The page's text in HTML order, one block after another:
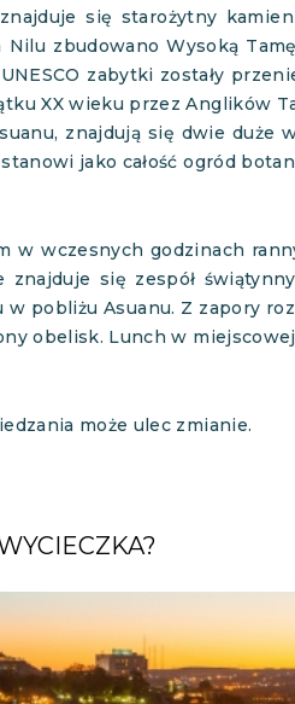
się starożytny
Nilu zbudowano Wysoką
zabytki zostały
XX wieku przez Anglików
znajdują się dwie duże
jako całość ogród
w wczesnych godzinach
znajduje się zespół
w pobliżu Asuanu. Z zapory
obelisk. Lunch w
może ulec zmianie.